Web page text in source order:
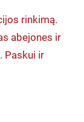
rinkimą.
abejones ir
Paskui ir